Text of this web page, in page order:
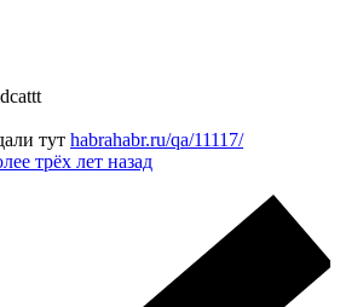
тут habrahabr.ru/qa/11117/
трёх лет назад